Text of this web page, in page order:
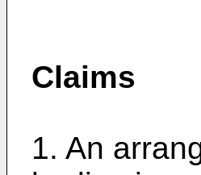
Claims
1. An